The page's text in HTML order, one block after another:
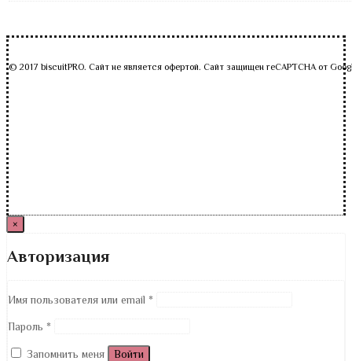
© 2017 biscuitPRO. Сайт не является офертой. Сайт защищен reCAPTCHA от
×
Авторизация
Имя пользователя или email *
Пароль *
Запомнить меня Войти